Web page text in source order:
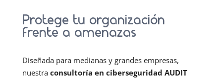
Protege tu organización
frente a amenazas
Diseñada para medianas y grandes empresas,
nuestra consultoría en ciberseguridad AUDIT